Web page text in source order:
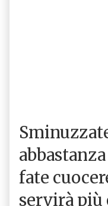
fate
servirà più